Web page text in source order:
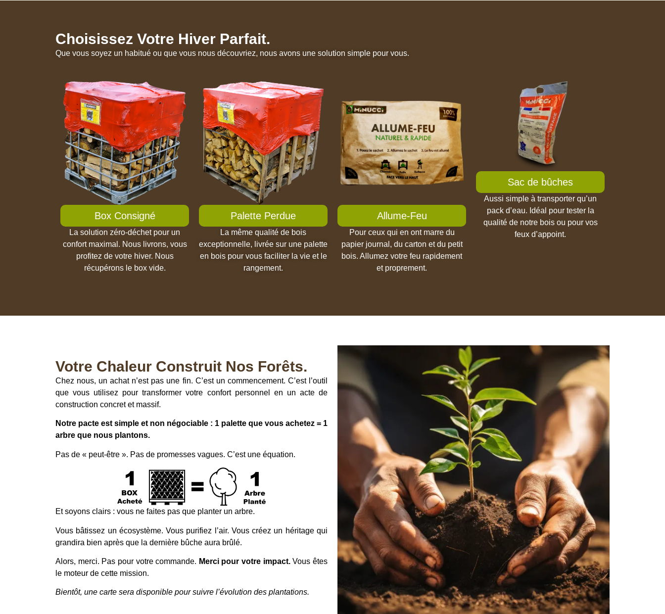
Choisissez Votre Hiver Parfait.
Que vous soyez un habitué ou que vous nous découvriez, nous avons une solution simple pour vous.
Box Consigné
La solution zéro-déchet pour un
confort maximal. Nous livrons, vous
profitez de votre hiver. Nous
récupérons le box vide.
Palette Perdue
La même qualité de bois
exceptionnelle, livrée sur une palette
en bois pour vous faciliter la vie et le
rangement.
Allume-Feu
Pour ceux qui en ont marre du
papier journal, du carton et du petit
bois. Allumez votre feu rapidement
et proprement.
Sac de bûches
Aussi simple à transporter qu’un
pack d’eau. Idéal pour tester la
qualité de notre bois ou pour vos
feux d’appoint.
Votre Chaleur Construit Nos Forêts.
Chez nous, un achat n’est pas une fin. C’est un commencement. C’est l’outil
que vous utilisez pour transformer votre confort personnel en un acte de
construction concret et massif.
Notre pacte est simple et non négociable : 1 palette que vous achetez = 1
arbre que nous plantons.
Pas de « peut-être ». Pas de promesses vagues. C’est une équation.
Et soyons clairs : vous ne faites pas que planter un arbre.
Vous bâtissez un écosystème. Vous purifiez l’air. Vous créez un héritage qui
grandira bien après que la dernière bûche aura brûlé.
Alors, merci. Pas pour votre commande. Merci pour votre impact.Vous êtes
le moteur de cette mission.
Bientôt, une carte sera disponible pour suivre l’évolution des plantations.